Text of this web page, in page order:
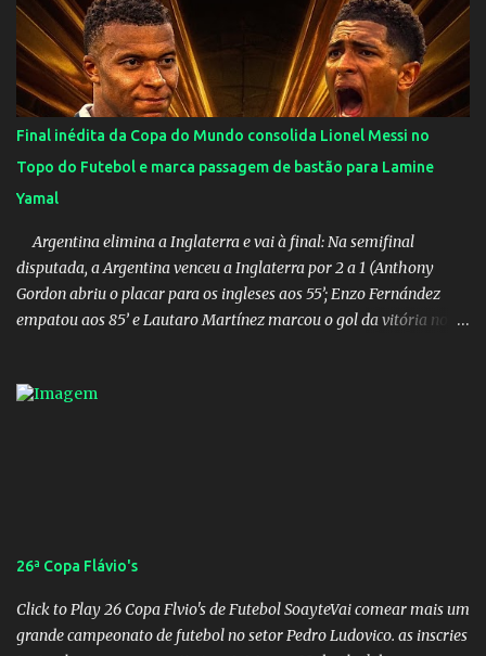
Final inédita da Copa do Mundo consolida Lionel Messi no
Topo do Futebol e marca passagem de bastão para Lamine
Yamal
Argentina elimina a Inglaterra e vai à final: Na semifinal
disputada, a Argentina venceu a Inglaterra por 2 a 1 (Anthony
Gordon abriu o placar para os ingleses aos 55’; Enzo Fernández
empatou aos 85’ e Lautaro Martínez marcou o gol da vitória nos
Inglaterra durante o jogo.
26ª Copa Flávio's
Click to Play 26 Copa Flvio's de Futebol SoayteVai comear mais um
grande campeonato de futebol no setor Pedro Ludovico. as inscries